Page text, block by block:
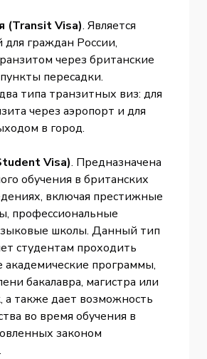
(Transit Visa). Является
для граждан России,
через британские
пересадки.
типа транзитных виз: для
через аэропорт и для
в город.
Visa). Предназначена
обучения в британских
включая престижные
профессиональные
школы. Данный тип
студентам проходить
программы,
бакалавра, магистра или
а также дает возможность
во время обучения в
законом